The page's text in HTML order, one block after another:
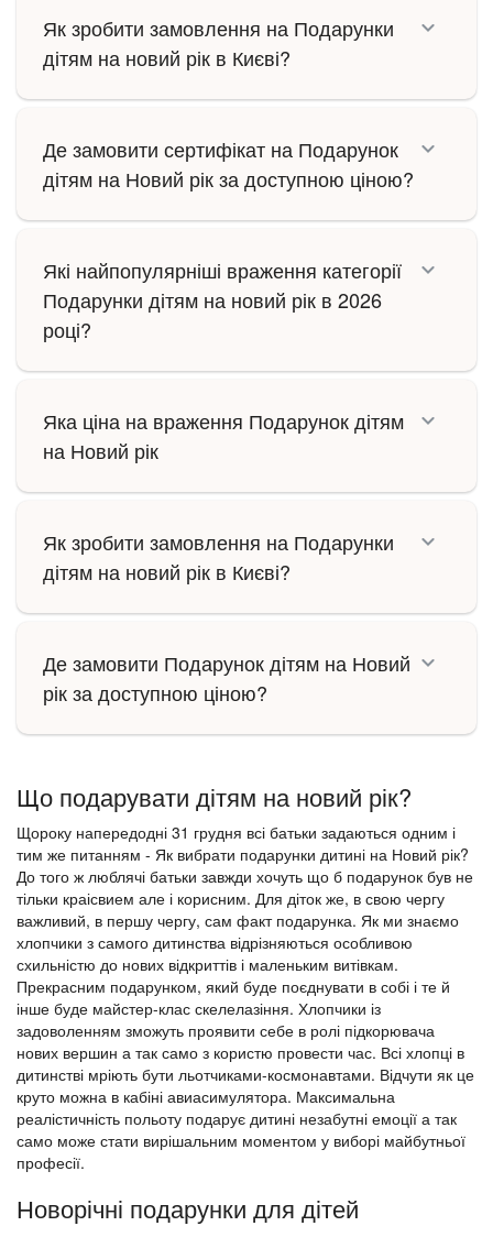
Як зробити замовлення на Подарунки
дітям на новий рік в Києві?
Де замовити сертифікат на Подарунок
дітям на Новий рік за доступною ціною?
Які найпопулярніші враження категорії
Подарунки дітям на новий рік в 2026
році?
Яка ціна на враження Подарунок дітям
на Новий рік
Як зробити замовлення на Подарунки
дітям на новий рік в Києві?
Де замовити Подарунок дітям на Новий
рік за доступною ціною?
Що подарувати дітям на новий рік?
Щороку напередодні 31 грудня всі батьки задаються одним і
тим же питанням - Як вибрати подарунки дитині на Новий рік?
До того ж люблячі батьки завжди хочуть що б подарунок був не
тільки краісвием але і корисним. Для діток же, в свою чергу
важливий, в першу чергу, сам факт подарунка. Як ми знаємо
хлопчики з самого дитинства відрізняються особливою
схильністю до нових відкриттів і маленьким витівкам.
Прекрасним подарунком, який буде поєднувати в собі і те й
інше буде майстер-клас скелелазіння. Хлопчики із
задоволенням зможуть проявити себе в ролі підкорювача
нових вершин а так само з користю провести час. Всі хлопці в
дитинстві мріють бути льотчиками-космонавтами. Відчути як це
круто можна в кабіні авиасимулятора. Максимальна
реалістичність польоту подарує дитині незабутні емоції а так
само може стати вирішальним моментом у виборі майбутньої
професії.
Новорічні подарунки для дітей